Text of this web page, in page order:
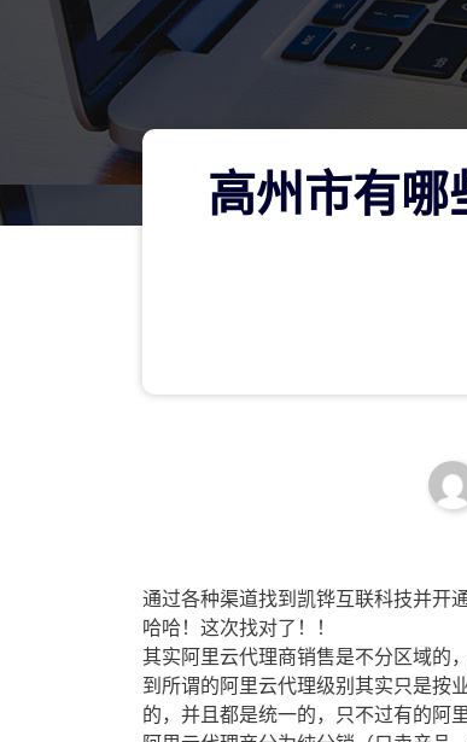
高州市有
通过各种渠道找到凯铧互联科技并开
哈哈！这次找对了！！
其实阿里云代理商销售是不分区域的
到所谓的阿里云代理级别其实只是按
的，并且都是统一的，只不过有的阿